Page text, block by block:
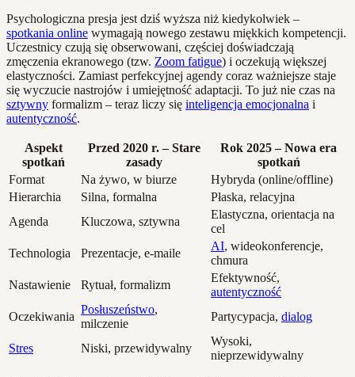
Psychologiczna presja jest dziś wyższa niż kiedykolwiek –
spotkania online wymagają nowego zestawu miękkich kompetencji.
Uczestnicy czują się obserwowani, częściej doświadczają
zmęczenia ekranowego (tzw. Zoom fatigue) i oczekują większej
elastyczności. Zamiast perfekcyjnej agendy coraz ważniejsze staje
się wyczucie nastrojów i umiejętność adaptacji. To już nie czas na
sztywny formalizm – teraz liczy się inteligencja emocjonalna i
autentyczność.
Aspekt
spotkań
Przed 2020 r. – Stare
zasady
Rok 2025 – Nowa era
spotkań
Format
Na żywo, w biurze
Hybryda (online/offline)
Hierarchia
Silna, formalna
Płaska, relacyjna
Agenda
Kluczowa, sztywna
Elastyczna, orientacja na
cel
Technologia
Prezentacje, e-maile
AI, wideokonferencje,
chmura
Nastawienie
Rytuał, formalizm
Efektywność,
autentyczność
Oczekiwania
Posłuszeństwo,
milczenie
Partycypacja, dialog
Stres Niski, przewidywalny
Wysoki,
nieprzewidywalny